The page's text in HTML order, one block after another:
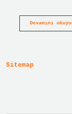
Devamını
Sitemap